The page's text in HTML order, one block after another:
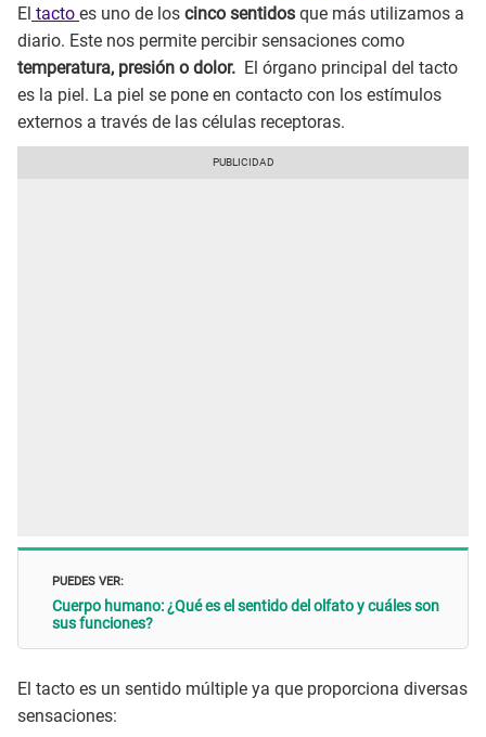
El tacto es uno de los cinco sentidos que más utilizamos a
diario. Este nos permite percibir sensaciones como
temperatura, presión o dolor. El órgano principal del tacto
es la piel. La piel se pone en contacto con los estímulos
externos a través de las células receptoras.
PUEDES VER:
Cuerpo humano: ¿Qué es el sentido del olfato y cuáles son
sus funciones?
El tacto es un sentido múltiple ya que proporciona diversas
sensaciones: